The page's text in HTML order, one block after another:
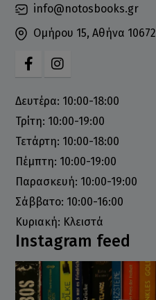
info@notosbooks.gr
Ομήρου 15, Αθήνα 10672
Δευτέρα: 10:00-18:00
Τρίτη: 10:00-19:00
Τετάρτη: 10:00-18:00
Πέμπτη: 10:00-19:00
Παρασκευή: 10:00-19:00
Σάββατο: 10:00-16:00
Κυριακή: Κλειστά
Instagram feed